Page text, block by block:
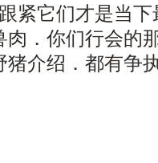
紧它们才是当
．你们行会的
介绍．都有争